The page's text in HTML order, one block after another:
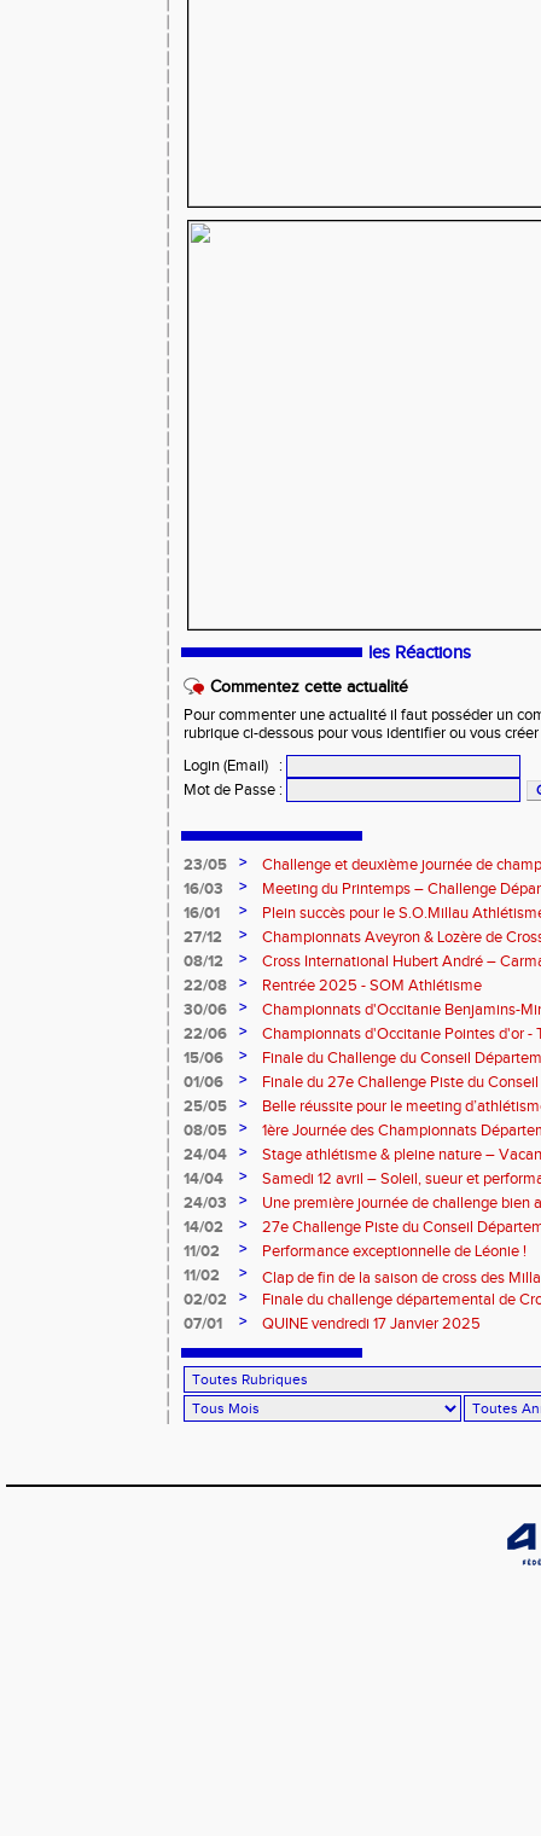
les Réactions
Commentez cette actualité
Pour commenter une actualité il faut posséder un
rubrique ci-dessous pour vous identifier ou vous
Login (Email)
:
Mot de Passe :
23/05 >
Challenge et deuxième journée de
l’Aveyron
16/03 >
Meeting du Printemps – Challenge
Samedi 28 mars 2026
16/01 >
Plein succès pour le S.O.Millau
départementaux de cross-country
27/12 >
Championnats Aveyron & Lozère de
08/12
>
Cross International Hubert André –
22/08
>
Rentrée 2025 - SOM Athlétisme
30/06
>
Championnats d'Occitanie Benjamins-
2025 – Albi
22/06 >
Championnats d'Occitanie Pointes d'or -
juin 2025
15/06 >
Finale du Challenge du Conseil
01/06
>
Finale du 27e Challenge Piste du
l'Aveyron
25/05 >
Belle réussite pour le meeting
08/05
>
1ère Journée des Championnats
24/04
>
Stage athlétisme & pleine nature –
14/04
>
Samedi 12 avril – Soleil, sueur et
Rouergue pour la 2eme journée du
24/03 >
Une première journée de challenge bien
14/02
>
27e Challenge Piste du Conseil
11/02
>
Performance exceptionnelle de Léonie !
11/02
>
Clap de fin de la saison de cross des
02/02
>
Finale du challenge départemental de
07/01
> QUINE vendredi 17 Janvier 2025